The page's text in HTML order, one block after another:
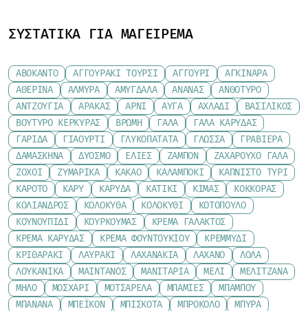
ΣΥΣΤΑΤΙΚΆ ΓΙΑ ΜΑΓΕΊΡΕΜΑ
ΑΒΟΚΆΝΤΟ ΑΓΓΟΥΡΆΚΙ ΤΟΥΡΣΊ ΑΓΓΟΎΡΙ
ΑΓΚΙΝΆΡΑ
ΑΘΕΡΊΝΑ
ΑΛΜΎΡΑ ΑΜΎΓΔΑΛΑ ΑΝΑΝΆΣ
ΑΝΘΌΤΥΡΟ
ΑΝΤΖΟΎΓΙΑ
ΑΡΑΚΆΣ ΑΡΝΊ ΑΥΓΆ ΑΧΛΆΔΙ
ΒΑΣΙΛΙΚΌΣ
ΒΟΎΤΥΡΟ ΚΕΡΚΎΡΑΣ
ΒΡΏΜΗ ΓΆΛΑ
ΓΆΛΑ ΚΑΡΎΔΑΣ
ΓΑΡΊΔΑ
ΓΙΑΟΎΡΤΙ ΓΛΥΚΟΠΑΤΆΤΑ ΓΛΏΣΣΑ
ΓΡΑΒΙΈΡΑ
ΔΑΜΆΣΚΗΝΑ
ΔΥΌΣΜΟ ΕΛΙΈΣ ΖΑΜΠΌΝ
ΖΑΧΑΡΟΎΧΟ ΓΆΛΑ
ΖΟΧΟΊ
ΖΥΜΑΡΙΚΆ ΚΑΚΆΟ ΚΑΛΑΜΠΌΚΙ
ΚΑΠΝΙΣΤΌ ΤΥΡΊ
ΚΑΡΌΤΟ
ΚΆΡΥ ΚΑΡΎΔΑ ΚΑΤΊΚΙ ΚΙΜΆΣ
ΚΌΚΚΟΡΑΣ
ΚΌΛΙΑΝΔΡΟΣ
ΚΟΛΟΚΎΘΑ ΚΟΛΟΚΎΘΙ
ΚΟΤΌΠΟΥΛΟ
ΚΟΥΝΟΥΠΊΔΙ
ΚΟΥΡΚΟΥΜΆΣ
ΚΡΈΜΑ ΓΆΛΑΚΤΟΣ
ΚΡΈΜΑ ΚΑΡΎΔΑΣ
ΚΡΈΜΑ ΦΟΥΝΤΟΥΚΙΟΎ
ΚΡΕΜΜΎΔΙ
ΚΡΙΘΑΡΆΚΙ
ΛΑΥΡΆΚΙ ΛΑΧΑΝΆΚΙΑ ΛΆΧΑΝΟ
ΛΌΛΑ
ΛΟΥΚΆΝΙΚΑ
ΜΑΙΝΤΑΝΌΣ ΜΑΝΙΤΆΡΙΑ ΜΈΛΙ
ΜΕΛΙΤΖΆΝΑ
ΜΉΛΟ
ΜΟΣΧΆΡΙ ΜΟΤΣΑΡΈΛΑ ΜΠΆΜΙΕΣ
ΜΠΑΜΠΟΎ
ΜΠΑΝΆΝΑ
ΜΠΈΙΚΟΝ ΜΠΙΣΚΌΤΑ ΜΠΡΌΚΟΛΟ
ΜΠΎΡΑ